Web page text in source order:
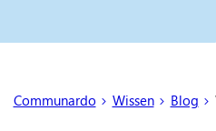
Sie sind hier:
Communardo Wissen Blog